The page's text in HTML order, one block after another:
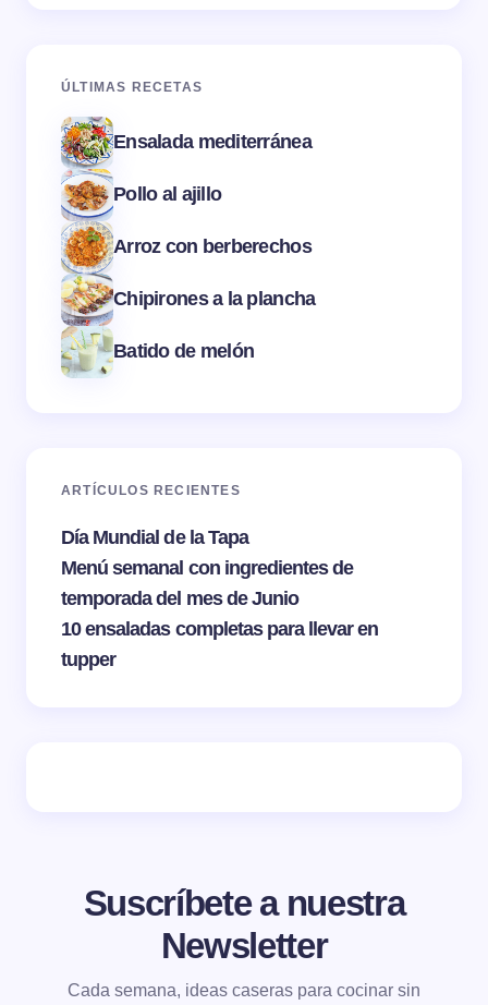
ÚLTIMAS RECETAS
Ensalada mediterránea
Pollo al ajillo
Arroz con berberechos
Chipirones a la plancha
Batido de melón
ARTÍCULOS RECIENTES
Día Mundial de la Tapa
Menú semanal con ingredientes de
temporada del mes de Junio
10 ensaladas completas para llevar en
tupper
Suscríbete a nuestra
Newsletter
Cada semana, ideas caseras para cocinar sin